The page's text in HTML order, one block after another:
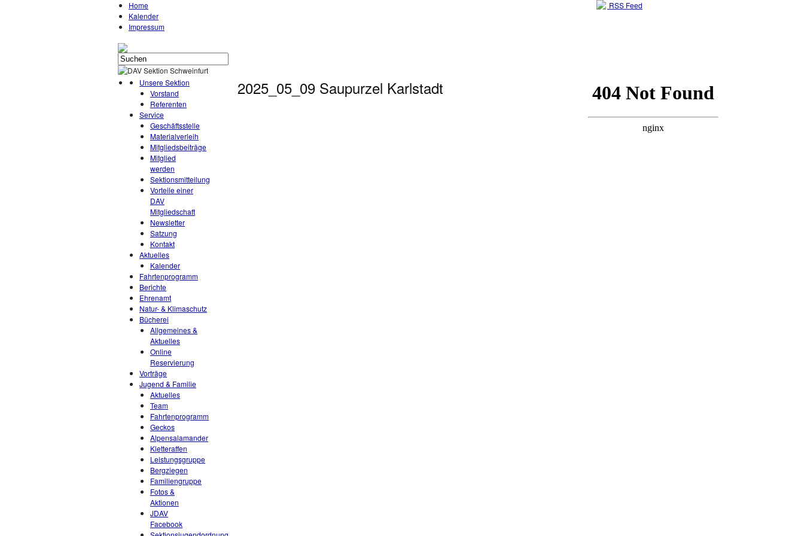
Home
Kalender
Impressum
RSS Feed
Unsere Sektion
Vorstand
Referenten
Service
Geschäftsstelle
Materialverleih
Mitgliedsbeiträge
Mitglied
werden
Sektionsmitteilung
Vorteile einer
DAV
Mitgliedschaft
Newsletter
Satzung
Kontakt
Aktuelles
Kalender
Fahrtenprogramm
Berichte
Ehrenamt
Natur- & Klimaschutz
Bücherei
Allgemeines &
Aktuelles
Online
Reservierung
Vorträge
Jugend & Familie
Aktuelles
Team
Fahrtenprogramm
Geckos
Alpensalamander
Kletteraffen
Leistungsgruppe
Bergziegen
Familiengruppe
Fotos &
Aktionen
JDAV
Facebook
2025_05_09 Saupurzel Karlstadt